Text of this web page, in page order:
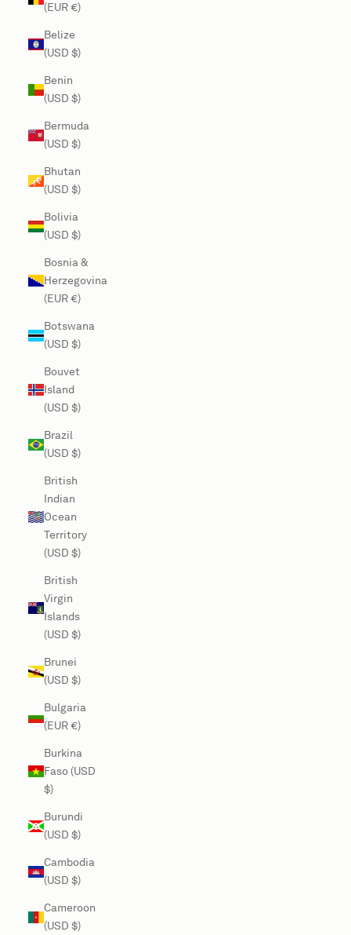
(EUR €)
Belize
(USD $)
Benin
(USD $)
Bermuda
(USD $)
Bhutan
(USD $)
Bolivia
(USD $)
Bosnia &
Herzegovina
(EUR €)
Botswana
(USD $)
Bouvet
Island
(USD $)
Brazil
(USD $)
British
Indian
Ocean
Territory
(USD $)
British
Virgin
Islands
(USD $)
Brunei
(USD $)
Bulgaria
(EUR €)
Burkina
Faso (USD
$)
Burundi
(USD $)
Cambodia
(USD $)
Cameroon
(USD $)